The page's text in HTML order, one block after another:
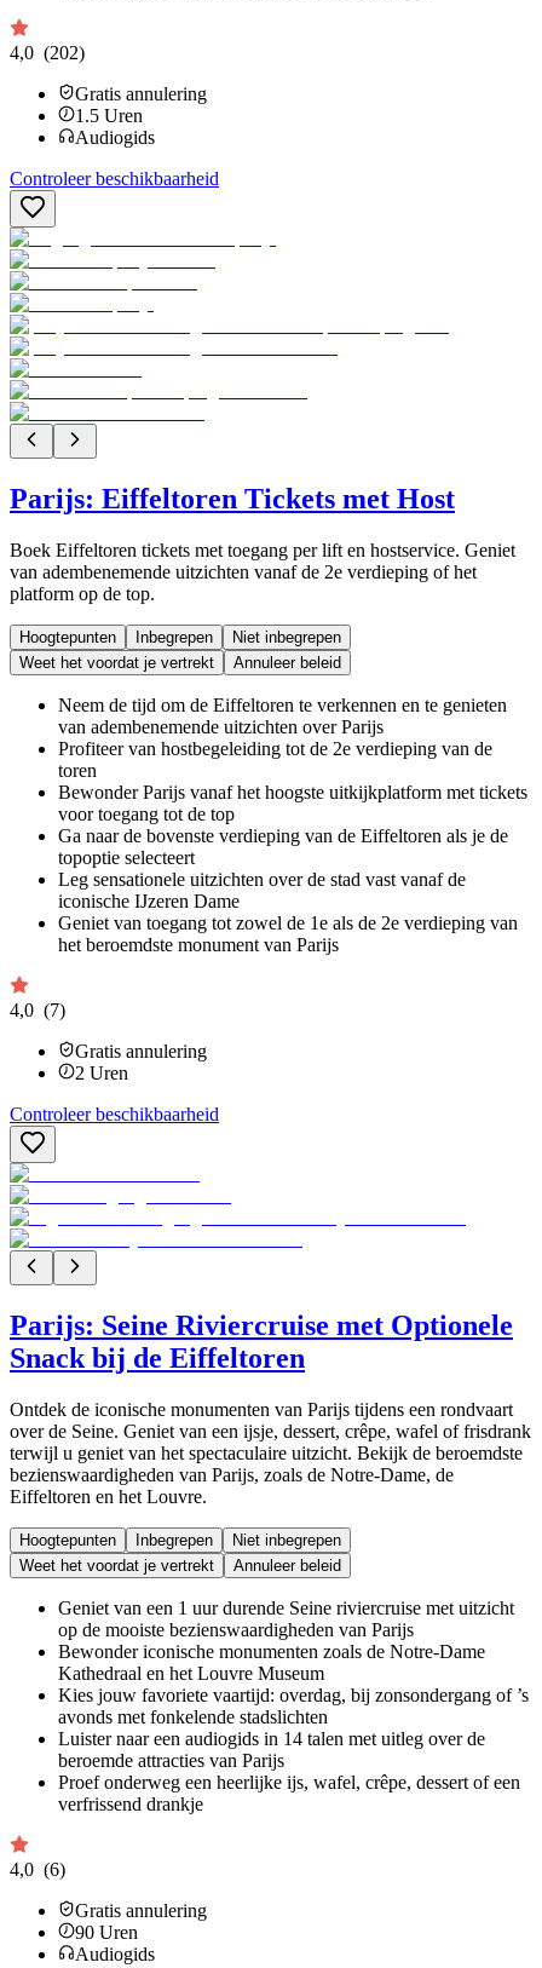
4,0 (202)
Gratis annulering
1.5 Uren
Audiogids
Controleer beschikbaarheid
Parijs: Eiffeltoren Tickets met Host
Boek Eiffeltoren tickets met toegang per lift en hostservice. Geniet
van adembenemende uitzichten vanaf de 2e verdieping of het
platform op de top.
Hoogtepunten Inbegrepen
Niet inbegrepen
Weet het voordat je vertrekt
Annuleer beleid
Neem de tijd om de Eiffeltoren te verkennen en te genieten
van adembenemende uitzichten over Parijs
Profiteer van hostbegeleiding tot de 2e verdieping van de
toren
Bewonder Parijs vanaf het hoogste uitkijkplatform met tickets
voor toegang tot de top
Ga naar de bovenste verdieping van de Eiffeltoren als je de
topoptie selecteert
Leg sensationele uitzichten over de stad vast vanaf de
iconische IJzeren Dame
Geniet van toegang tot zowel de 1e als de 2e verdieping van
het beroemdste monument van Parijs
4,0 (7)
Gratis annulering
2 Uren
Controleer beschikbaarheid
Parijs: Seine Riviercruise met Optionele
Snack bij de Eiffeltoren
Ontdek de iconische monumenten van Parijs tijdens een rondvaart
over de Seine. Geniet van een ijsje, dessert, crêpe, wafel of frisdrank
terwijl u geniet van het spectaculaire uitzicht. Bekijk de beroemdste
bezienswaardigheden van Parijs, zoals de Notre-Dame, de
Eiffeltoren en het Louvre.
Hoogtepunten Inbegrepen
Niet inbegrepen
Weet het voordat je vertrekt
Annuleer beleid
Geniet van een 1 uur durende Seine riviercruise met uitzicht
op de mooiste bezienswaardigheden van Parijs
Bewonder iconische monumenten zoals de Notre-Dame
Kathedraal en het Louvre Museum
Kies jouw favoriete vaartijd: overdag, bij zonsondergang of ’s
avonds met fonkelende stadslichten
Luister naar een audiogids in 14 talen met uitleg over de
beroemde attracties van Parijs
Proef onderweg een heerlijke ijs, wafel, crêpe, dessert of een
verfrissend drankje
4,0 (6)
Gratis annulering
90 Uren
Audiogids